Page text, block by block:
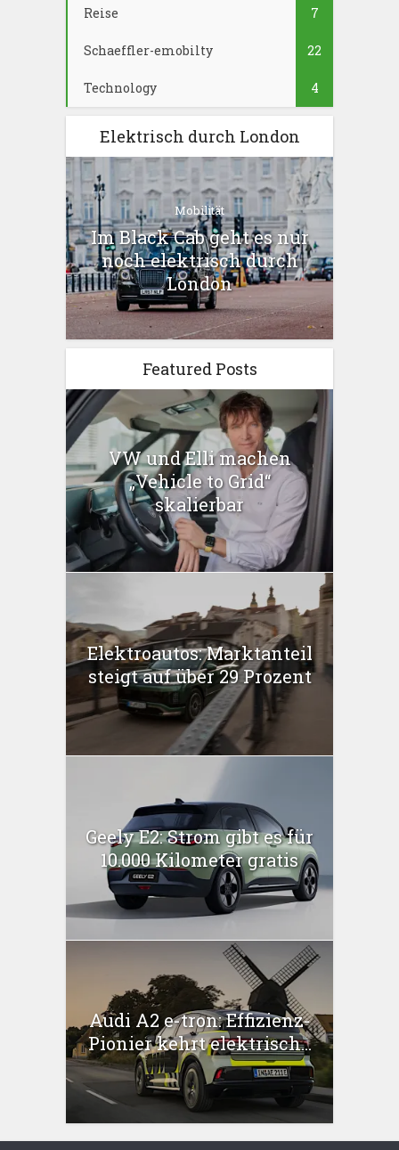
Reise 7
Schaeffler-emobilty 22
Technology 4
Elektrisch durch London
Mobilität
Im Black Cab geht es nur
noch elektrisch durch
London
Featured Posts
VW und Elli machen
„Vehicle to Grid“
skalierbar
Elektroautos: Marktanteil
steigt auf über 29 Prozent
Geely E2: Strom gibt es für
10.000 Kilometer gratis
Audi A2 e-tron: Effizienz-
Pionier kehrt elektrisch...